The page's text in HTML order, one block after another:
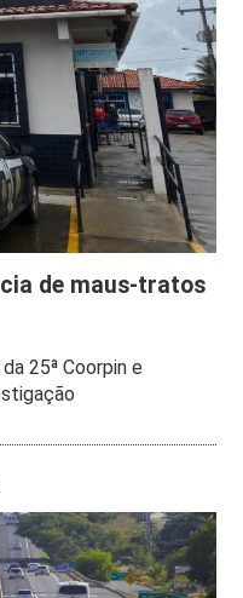
de maus-tratos
25ª Coorpin e